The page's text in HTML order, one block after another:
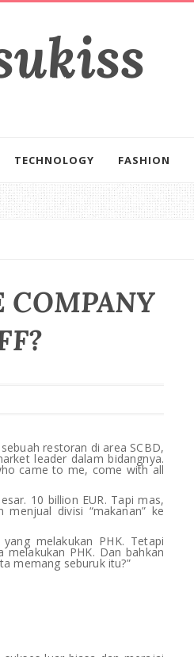
kehidupan
TECHNOLOGY FASHION
COMPANY
restoran di area SCBD,
leader dalam bidangnya.
came to me, come with all
10 billion EUR. Tapi mas,
divisi “makanan” ke
melakukan PHK. Tetapi
PHK. Dan bahkan
memang seburuk itu?”